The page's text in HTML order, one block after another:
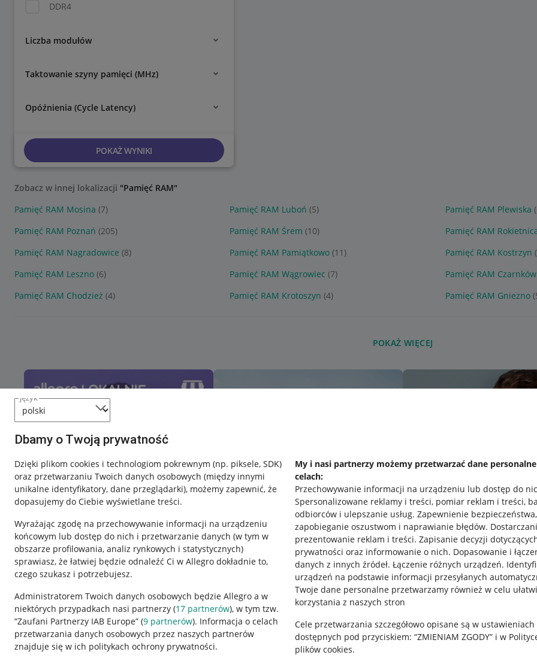
język
Dbamy o Twoją prywatność
Dzięki plikom cookies i technologiom pokrewnym (np. piksele, SDK)
oraz przetwarzaniu Twoich danych osobowych (między innymi
unikalne identyfikatory, dane przeglądarki), możemy zapewnić, że
dopasujemy do Ciebie wyświetlane treści.
Wyrażając zgodę na przechowywanie informacji na urządzeniu
końcowym lub dostęp do nich i przetwarzanie danych (w tym w
obszarze profilowania, analiz rynkowych i statystycznych)
sprawiasz, że łatwiej będzie odnaleźć Ci w Allegro dokładnie to,
czego szukasz i potrzebujesz.
Administratorem Twoich danych osobowych będzie Allegro a w
niektórych przypadkach nasi partnerzy (17 partnerów), w tym tzw.
“Zaufani Partnerzy IAB Europe” (9 partnerów). Informacja o celach
przetwarzania danych osobowych przez naszych partnerów
znajduje się w ich politykach ochrony prywatności.
My i nasi partnerzy możemy przetwarzać dane
celach:
Przechowywanie informacji na urządzeniu lub dostęp do
Spersonalizowane reklamy i treści, pomiar reklam i treści,
odbiorców i ulepszanie usług. Zapewnienie bezpieczeństwa,
zapobieganie oszustwom i naprawianie błędów.
prezentowanie reklam i treści. Zapisanie decyzji
prywatności oraz informowanie o nich. Dopasowanie i
danych z innych źródeł. Łączenie różnych urządzeń.
urządzeń na podstawie informacji przesyłanych
Twoje dane personalne przetwarzamy również w celu
korzystania z naszych stron
Cele przetwarzania szczegółowo opisane są w ustawieniach
dostępnych pod przyciskiem: “ZMIENIAM ZGODY” i w
plików cookies.
DDR4
Liczba modułów
Taktowanie szyny pamięci (MHz)
Opóźnienia (Cycle Latency)
POKAŻ WYNIKI
Zobacz w innej lokalizacji "Pamięć RAM"
Pamięć RAM Mosina (7) Pamięć RAM Luboń (5) Pamięć RAM Plewiska
Pamięć RAM Poznań (205) Pamięć RAM Śrem (10) Pamięć RAM
Pamięć RAM Nagradowice (8) Pamięć RAM Pamiątkowo (11) Pamięć RAM Kostrzyn
Pamięć RAM Leszno (6) Pamięć RAM Wągrowiec (7) Pamięć RAM Czarnków
Pamięć RAM Chodzież (4) Pamięć RAM Krotoszyn (4) Pamięć RAM Gniezno
POKAŻ WIĘCEJ
Przydatne informacje
Jak to działa
Napisz do nas
Allegro Gadane dla sprzedających
Regulamin
Polityka plików "cookies"
Ustawienia plików "cookies"
Pobierz aplikację